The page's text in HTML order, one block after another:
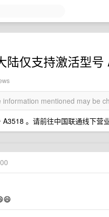
仅支持激活型号
mentioned may be
。请前往中国联通线下营